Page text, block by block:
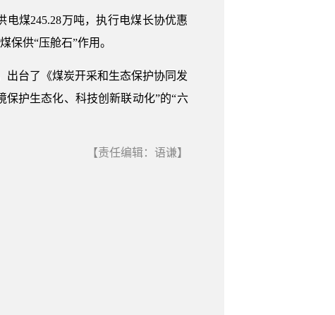
煤245.28万吨，执行电煤长协优惠
供“压舱石”作用。
台了《煤炭开采和生态保护协同发
护生态化、科技创新联动化”的“六
【责任编辑：语谦】